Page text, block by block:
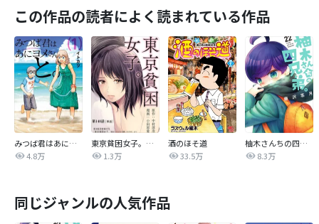
この作品の読者によく読まれている作品
みつば君はあにヨメさんと。
4.8万
東京貧困女子。【単話】
1.3万
酒のほそ道
33.5万
柚木さんちの四兄弟。
8.3万
同じジャンルの人気作品